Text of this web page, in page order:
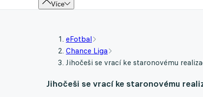
Více
eFotbal
Chance Liga
Jihočeši se vrací ke staronovému
Jihočeši se vrací ke staronovému